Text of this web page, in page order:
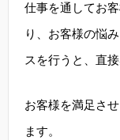
仕事を通してお
り、お客様の悩
スを行うと、直
お客様を満足さ
ます。